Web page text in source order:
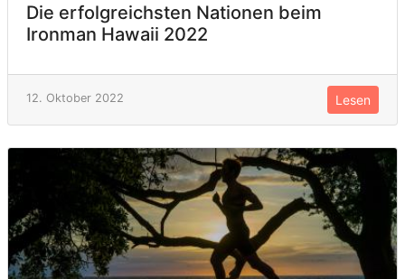
Die erfolgreichsten Nationen beim
Ironman Hawaii 2022
12. Oktober 2022 Lesen